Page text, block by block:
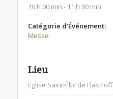
10 h 00 min - 11 h 00 min
Catégorie d’Événement:
Messe
Lieu
Église Saint-Éloi de Flastroff